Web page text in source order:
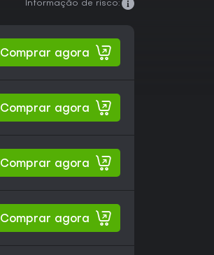
Informação de risco:
Comprar agora
Comprar agora
Comprar agora
Comprar agora